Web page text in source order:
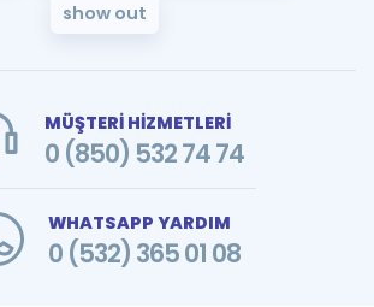
show out
MÜŞTERİ HİZMETLERİ
0 (850) 532 74 74
WHATSAPP YARDIM
0 (532) 365 01 08